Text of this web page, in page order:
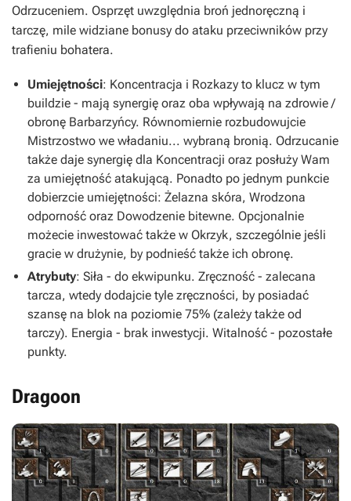
Odrzuceniem. Osprzęt uwzględnia broń jednoręczną i
tarczę, mile widziane bonusy do ataku przeciwników przy
trafieniu bohatera.
Umiejętności: Koncentracja i Rozkazy to klucz w tym
buildzie - mają synergię oraz oba wpływają na zdrowie /
obronę Barbarzyńcy. Równomiernie rozbudowujcie
Mistrzostwo we władaniu... wybraną bronią. Odrzucanie
także daje synergię dla Koncentracji oraz posłuży Wam
za umiejętność atakującą. Ponadto po jednym punkcie
dobierzcie umiejętności: Żelazna skóra, Wrodzona
odporność oraz Dowodzenie bitewne. Opcjonalnie
możecie inwestować także w Okrzyk, szczególnie jeśli
gracie w drużynie, by podnieść także ich obronę.
Atrybuty: Siła - do ekwipunku. Zręczność - zalecana
tarcza, wtedy dodajcie tyle zręczności, by posiadać
szansę na blok na poziomie 75% (zależy także od
tarczy). Energia - brak inwestycji. Witalność - pozostałe
punkty.
Dragoon